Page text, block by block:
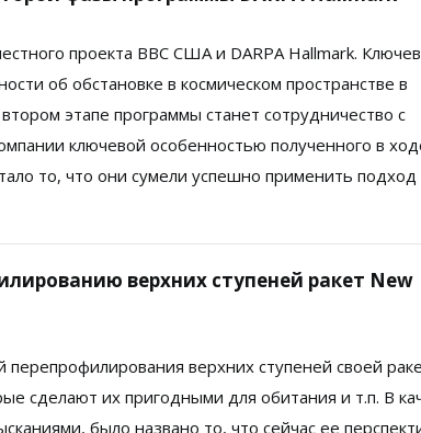
проекта ВВС США и DARPA Hallmark.
об обстановке в космическом пространстве в
этапе программы станет сотрудничество с
ключевой особенностью полученного в
то, что они сумели успешно применить подход
верхних ступеней ракет New
верхних ступеней своей
сделают их пригодными для обитания и т.п. В
было названо то, что сейчас ее